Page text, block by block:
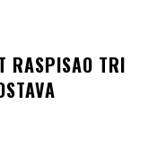
RASPISAO TRI